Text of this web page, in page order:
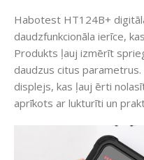
Habotest HT124B+
daudzfunkcionāla ierīce,
Produkts ļauj izmērīt
daudzus citus
displejs, kas ļauj ērti
aprīkots ar lukturīti un